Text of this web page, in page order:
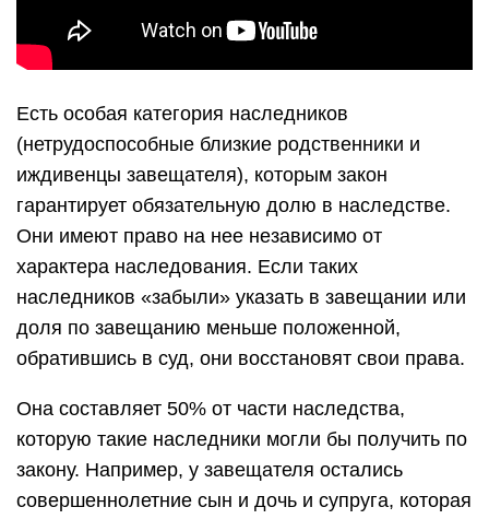
Есть особая категория наследников
(нетрудоспособные близкие родственники и
иждивенцы завещателя), которым закон
гарантирует обязательную долю в наследстве.
Они имеют право на нее независимо от
характера наследования. Если таких
наследников «забыли» указать в завещании или
доля по завещанию меньше положенной,
обратившись в суд, они восстановят свои права.
Она составляет 50% от части наследства,
которую такие наследники могли бы получить по
закону. Например, у завещателя остались
совершеннолетние сын и дочь и супруга, которая